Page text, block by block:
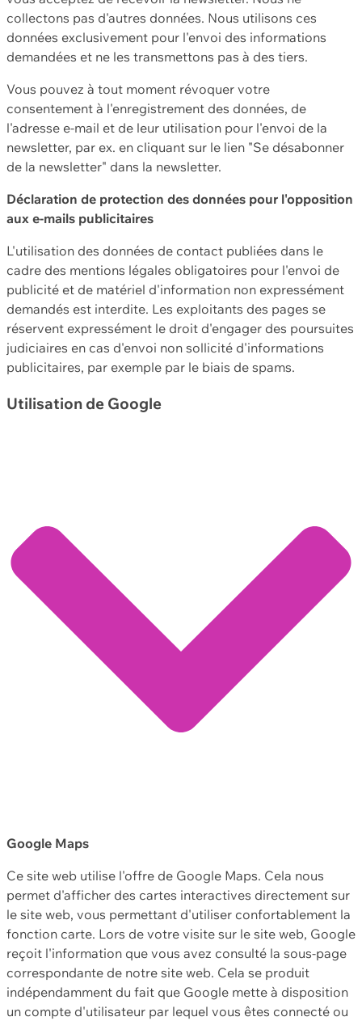
collectons pas d'autres données. Nous utilisons ces
données exclusivement pour l'envoi des informations
demandées et ne les transmettons pas à des tiers.
Vous pouvez à tout moment révoquer votre
consentement à l'enregistrement des données, de
l'adresse e-mail et de leur utilisation pour l'envoi de la
newsletter, par ex. en cliquant sur le lien "Se désabonner
de la newsletter" dans la newsletter.
Déclaration de protection des données pour l'opposition
aux e-mails publicitaires
L'utilisation des données de contact publiées dans le
cadre des mentions légales obligatoires pour l'envoi de
publicité et de matériel d'information non expressément
demandés est interdite. Les exploitants des pages se
réservent expressément le droit d'engager des poursuites
judiciaires en cas d'envoi non sollicité d'informations
publicitaires, par exemple par le biais de spams.
Utilisation de Google
Google Maps
Ce site web utilise l'offre de Google Maps. Cela nous
permet d'afficher des cartes interactives directement sur
le site web, vous permettant d'utiliser confortablement la
fonction carte. Lors de votre visite sur le site web, Google
reçoit l'information que vous avez consulté la sous-page
correspondante de notre site web. Cela se produit
indépendamment du fait que Google mette à disposition
un compte d'utilisateur par lequel vous êtes connecté ou